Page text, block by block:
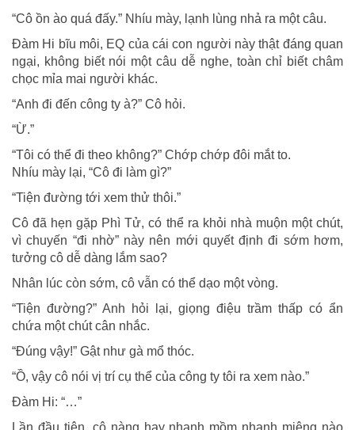
“Cô ồn ào quá đấy.” Nhíu mày, lạnh lùng nhả ra một câu.
Đàm Hi bĩu môi, EQ của cái con người này thật đáng quan
ngại, không biết nói một câu dễ nghe, toàn chỉ biết châm
chọc mỉa mai người khác.
“Anh đi đến công ty à?” Cô hỏi.
“Ừ.”
“Tôi có thể đi theo không?” Chớp chớp đôi mắt to.
Nhíu mày lại, “Cô đi làm gì?”
“Tiện đường tới xem thử thôi.”
Cô đã hẹn gặp Phì Tử, có thể ra khỏi nhà muộn một chút,
vì chuyến “đi nhờ” này nên mới quyết định đi sớm hơm,
tưởng cô dễ dàng lắm sao?
Nhân lúc còn sớm, cô vẫn có thể dạo một vòng.
“Tiện đường?” Anh hỏi lại, giọng điệu trầm thấp có ẩn
chứa một chút cân nhắc.
“Đúng vậy!” Gật như gà mổ thóc.
“Ồ, vậy cô nói vị trí cụ thể của công ty tôi ra xem nào.”
Đàm Hi: “…”
Lần đầu tiên, cô nàng hay nhanh mồm nhanh miệng nào